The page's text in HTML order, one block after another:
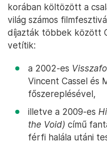
korában költözött a
világ számos
díjazták többek között
vetítik:
a 2002-es
Vincent Cassel és
főszereplésével,
illetve a 2009-es
the Void) című
férfi halála utáni